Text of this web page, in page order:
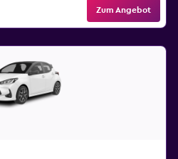
Zum Angebot